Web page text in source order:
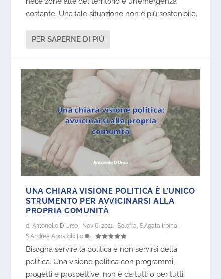
costante. Una tale situazione non è più sostenibile.
PER SAPERNE DI PIÙ
UNA CHIARA VISIONE POLITICA È L’UNICO
STRUMENTO PER AVVICINARSI ALLA
PROPRIA COMUNITÀ
diAntonello D'Urso Nov 6, 2021 |Solofra,S.Agata Irpina,
S.Andrea Apostolo |0 |
Bisogna servire la politica e non servirsi della
politica. Una visione politica con programmi,
progetti e prospettive, non è da tutti o per tutti.